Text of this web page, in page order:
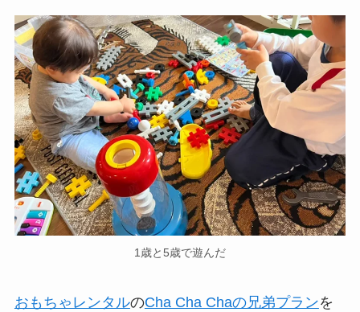
1歳と5歳で遊んだ
おもちゃレンタルのCha Cha Chaの兄弟プランを